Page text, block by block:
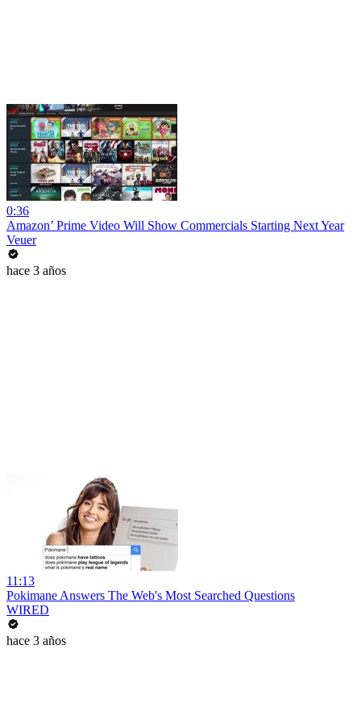
0:36
Amazon’ Prime Video Will Show Commercials Starting Next Year
Veuer
hace 3 años
11:13
Pokimane Answers The Web's Most Searched Questions
WIRED
hace 3 años